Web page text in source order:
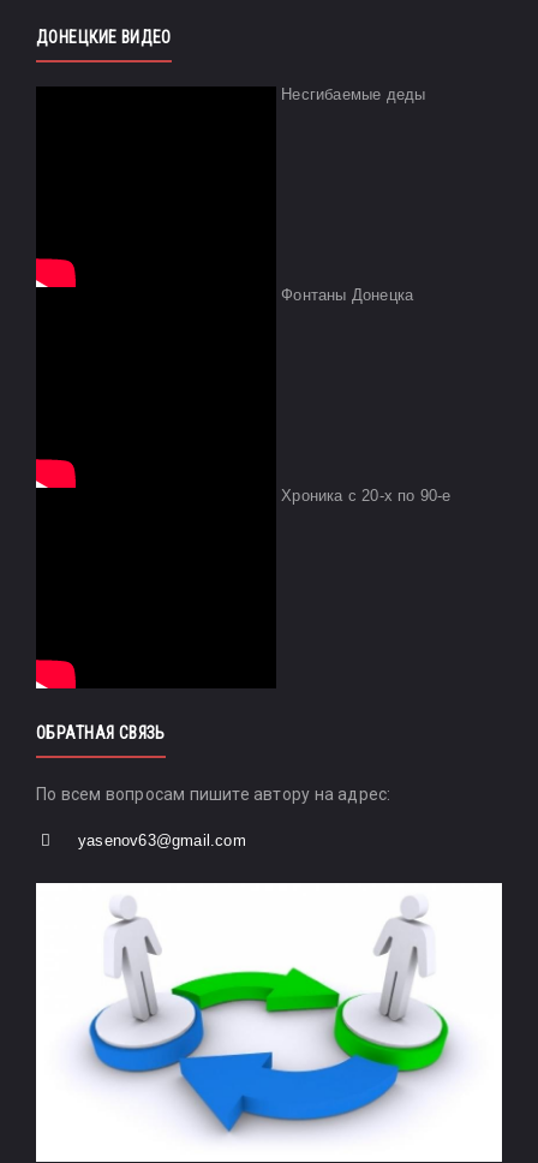
ДОНЕЦКИЕ ВИДЕО
Несгибаемые деды
Фонтаны Донецка
Хроника с 20-х по 90-е
ОБРАТНАЯ СВЯЗЬ
По всем вопросам пишите автору на адрес:
yasenov63@gmail.com